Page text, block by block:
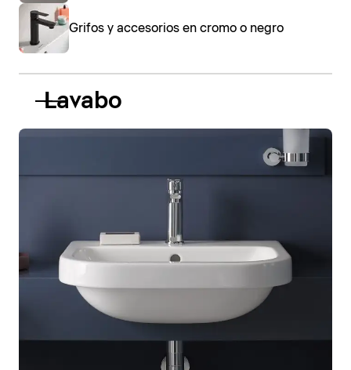
Grifos y accesorios en cromo o negro
Lavabo